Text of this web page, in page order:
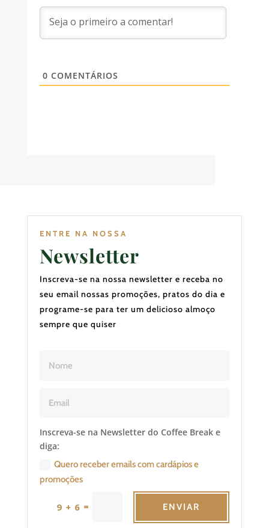
0 COMENTÁRIOS
ENTRE NA NOSSA
Newsletter
Inscreva-se na nossa newsletter e receba no
seu email nossas promoções, pratos do dia e
programe-se para ter um delicioso almoço
sempre que quiser
Inscreva-se na Newsletter do Coffee Break e
diga:
Quero receber emails com cardápios e
promoções
9 + 6 = ENVIAR